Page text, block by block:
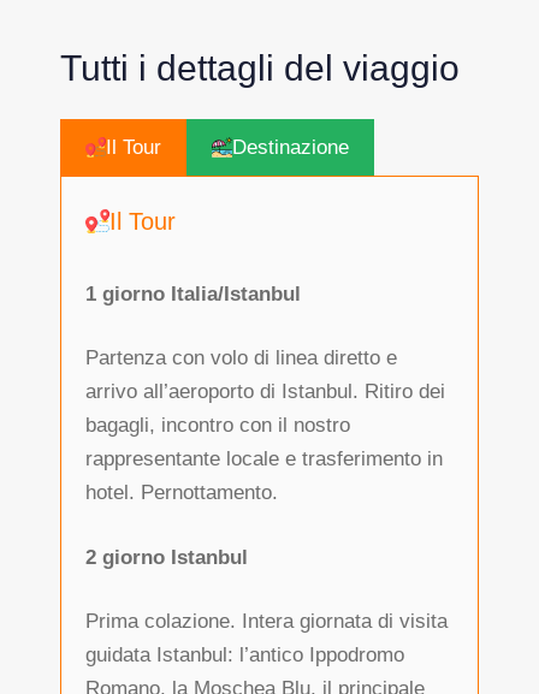
Tutti i dettagli del viaggio
Il Tour Destinazione
Il Tour
1 giorno Italia/Istanbul
Partenza con volo di linea diretto e
arrivo all’aeroporto di Istanbul. Ritiro dei
bagagli, incontro con il nostro
rappresentante locale e trasferimento in
hotel. Pernottamento.
2 giorno Istanbul
Prima colazione. Intera giornata di visita
guidata Istanbul: l’antico Ippodromo
Romano, la Moschea Blu, il principale